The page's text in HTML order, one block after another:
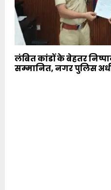
लंबित कांडों के बेहतर
सम्मानित, नगर पुलिस